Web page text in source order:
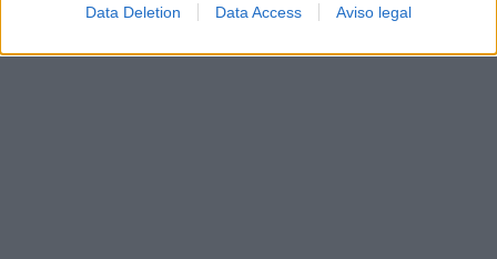
Data Deletion Data Access Aviso legal